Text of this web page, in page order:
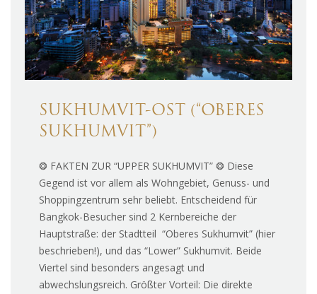
SUKHUMVIT-OST (“OBERES
SUKHUMVIT”)
❂ FAKTEN ZUR “UPPER SUKHUMVIT” ❂ Diese
Gegend ist vor allem als Wohngebiet, Genuss- und
Shoppingzentrum sehr beliebt. Entscheidend für
Bangkok-Besucher sind 2 Kernbereiche der
Hauptstraße: der Stadtteil “Oberes Sukhumvit” (hier
beschrieben!), und das “Lower” Sukhumvit. Beide
Viertel sind besonders angesagt und
abwechslungsreich. Größter Vorteil: Die direkte